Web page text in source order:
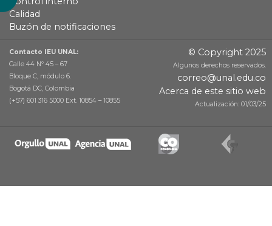
Calidad
Buzón de notificaciones
Contacto IEU UNAL:
Calle 44 Nº 45 – 67
Bloque C, módulo 6.
Bogotá DC, Colombia
(+57) 601 316 5000 Ext. 10854 – 10855
© Copyright 2025
Algunos derechos reservados.
correo@unal.edu.co
Acerca de este sitio web
Actualización: 01/03/25